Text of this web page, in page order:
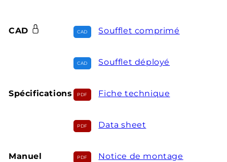
CAD Soufflet comprimé
Soufflet déployé
Spécifications Fiche technique
Data sheet
Manuel Notice de montage